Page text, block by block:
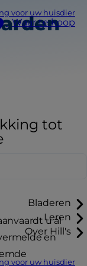
voor uw huisdier
Waar te koop
Bladeren
Leren
Over Hill's
voor uw huisdier
tot
u al
en